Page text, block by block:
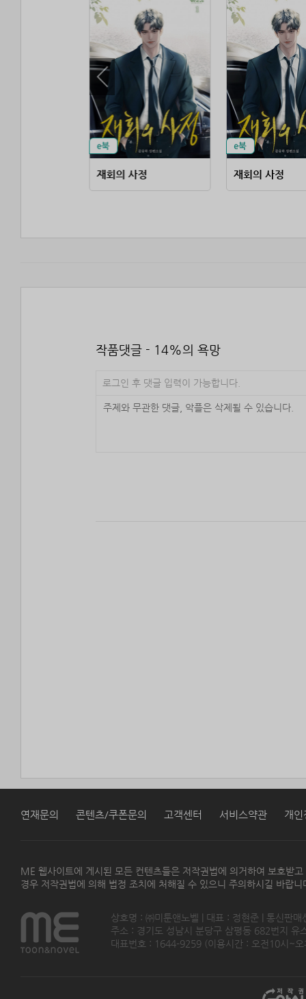
재회의 사정 재회의 사정
작품댓글 - 14%의 욕망
로그인 후 댓글 입력이 가능합니다.
연재문의 콘텐츠/쿠폰문의 고객센터 서비스약관 개인
ME 웹사이트에 게시된 모든 컨텐츠들은 저작권법에 의거하여 보호받
경우 저작권법에 의해 법정 조치에 처해질 수 있으니 주의하시길 바랍니
상호명 : ㈜미툰앤노벨 | 대표 : 정현준 | 통신판
주소 : 경기도 성남시 분당구 삼평동 682번지
대표번호 : 1644-9259 (이용시간 : 오전10시~